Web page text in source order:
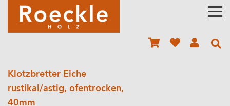
Klotzbretter Eiche
rustikal/astig, ofentrocken,
40mm